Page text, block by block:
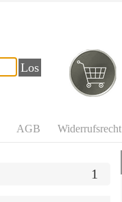
Widerrufsrecht
AGB
Los
1